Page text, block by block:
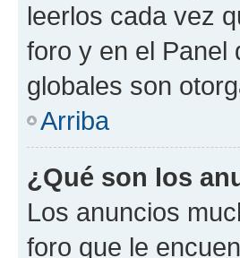
leerlos cada vez
foro y en el Panel
globales son
Arriba
¿Qué son los
Los anuncios
foro que le